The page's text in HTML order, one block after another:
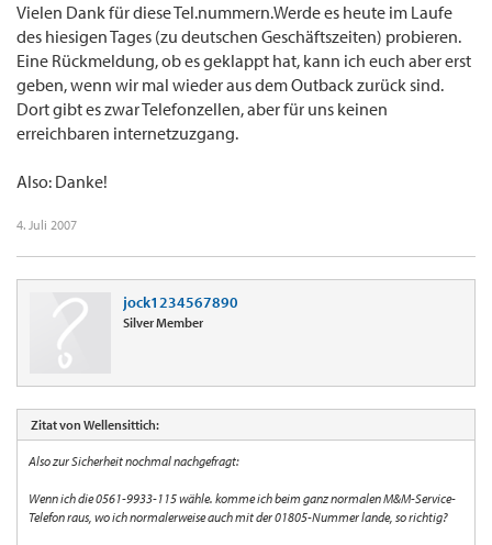
Vielen Dank für diese Tel.nummern.Werde es heute im Laufe
des hiesigen Tages (zu deutschen Geschäftszeiten) probieren.
Eine Rückmeldung, ob es geklappt hat, kann ich euch aber erst
geben, wenn wir mal wieder aus dem Outback zurück sind.
Dort gibt es zwar Telefonzellen, aber für uns keinen
erreichbaren internetzuzgang.
Also: Danke!
4. Juli 2007
jock1234567890
Silver Member
Zitat von Wellensittich:
Also zur Sicherheit nochmal nachgefragt:
Wenn ich die 0561-9933-115 wähle. komme ich beim ganz normalen M&M-Service-
Telefon raus, wo ich normalerweise auch mit der 01805-Nummer lande, so richtig?